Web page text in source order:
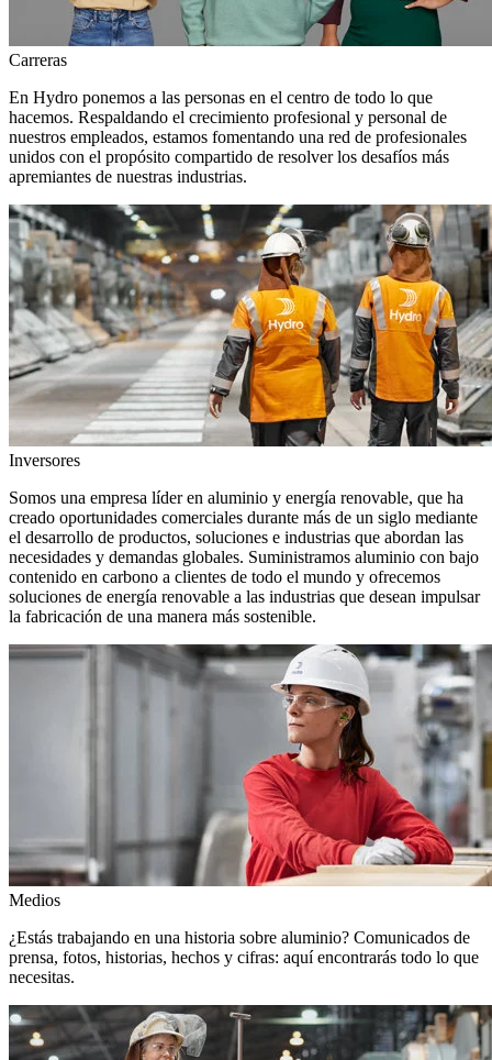
Carreras
En Hydro ponemos a las personas en el centro de todo lo que
hacemos. Respaldando el crecimiento profesional y personal de
nuestros empleados, estamos fomentando una red de profesionales
unidos con el propósito compartido de resolver los desafíos más
apremiantes de nuestras industrias.
Inversores
Somos una empresa líder en aluminio y energía renovable, que ha
creado oportunidades comerciales durante más de un siglo mediante
el desarrollo de productos, soluciones e industrias que abordan las
necesidades y demandas globales. Suministramos aluminio con bajo
contenido en carbono a clientes de todo el mundo y ofrecemos
soluciones de energía renovable a las industrias que desean impulsar
la fabricación de una manera más sostenible.
Medios
¿Estás trabajando en una historia sobre aluminio? Comunicados de
prensa, fotos, historias, hechos y cifras: aquí encontrarás todo lo que
necesitas.